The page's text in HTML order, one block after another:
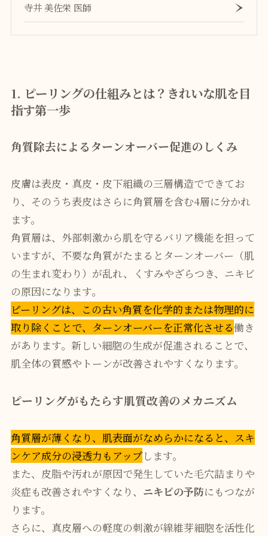
寺井 美佐栄 医師
1. ピーリングの仕組みとは？きれいな肌を目
指す第一歩
角質除去によるターンオーバー促進のしくみ
皮膚は表皮・真皮・皮下組織の三層構造でできてお
り、そのうち表皮はさらに角質層を含む4層に分かれ
ます。
角質層は、外部刺激から肌を守るバリア機能を担って
いますが、不要な角質がたまるとターンオーバー（肌
の生まれ変わり）が乱れ、くすみやざらつき、ニキビ
の原因になります。
ピーリングは、この古い角質を化学的または物理的に
取り除くことで、ターンオーバーを正常化させる働き
があります。新しい細胞の生成が促進されることで、
肌全体の質感やトーンが改善されやすくなります。
ピーリングがもたらす肌質改善のメカニズム
角質層が薄くなり、肌表面がなめらかになると、スキ
ンケア成分の浸透力もアップします。
また、皮脂や汚れが原因で発生していた毛穴詰まりや
炎症も改善されやすくなり、 ニキビの予防にもつなが
ります。
さらに、真皮層への軽度の刺激が線維芽細胞を活性化